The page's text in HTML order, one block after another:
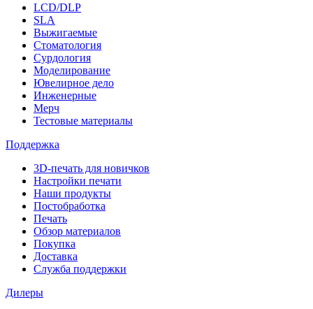
LCD/DLP
SLA
Выжигаемые
Стоматология
Сурдология
Моделирование
Ювелирное дело
Инженерные
Мерч
Тестовые материалы
Поддержка
3D-печать для новичков
Настройки печати
Наши продукты
Постобработка
Печать
Обзор материалов
Покупка
Доставка
Служба поддержки
Дилеры